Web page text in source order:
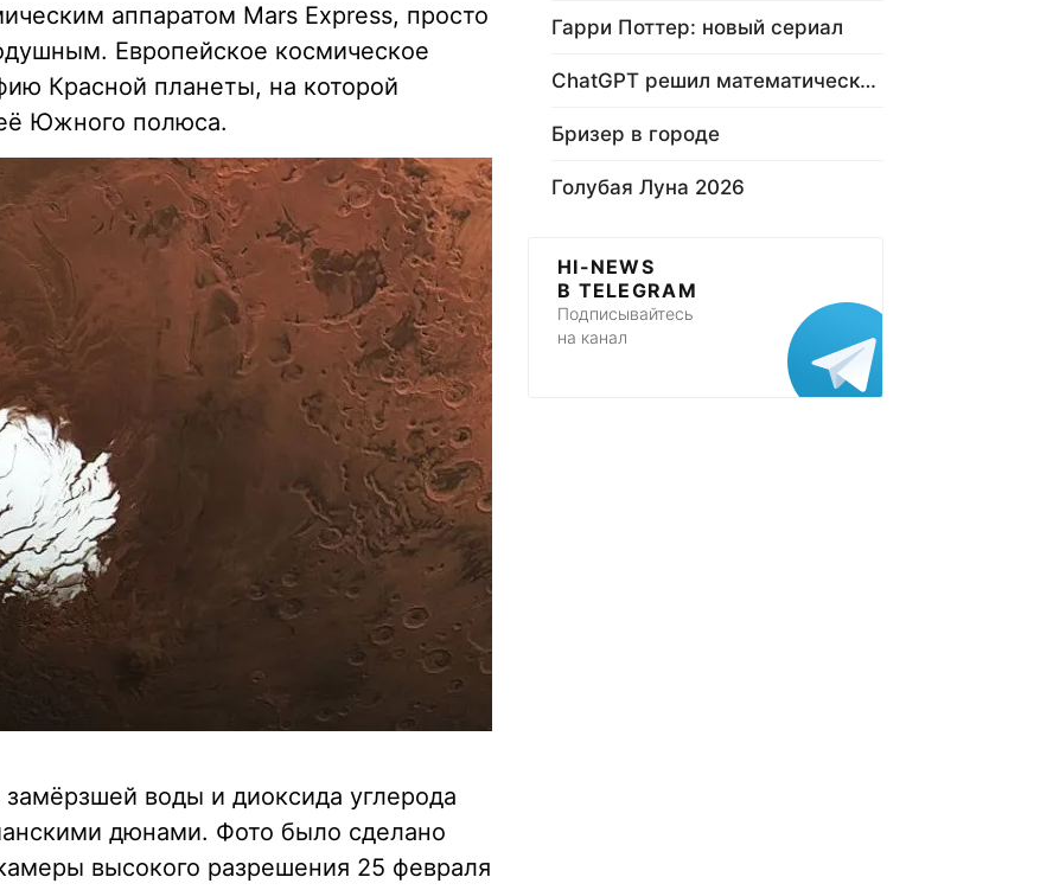
аппаратом Mars Express, просто
Европейское космическое
Красной планеты, на которой
Южного полюса.
воды и диоксида углерода
дюнами. Фото было сделано
высокого разрешения 25 февраля
Гарри Поттер: новый сериал
ChatGPT решил математическую задачу
Бризер в городе
Голубая Луна 2026
HI-NEWS
В TELEGRAM
Подписывайтесь
на канал